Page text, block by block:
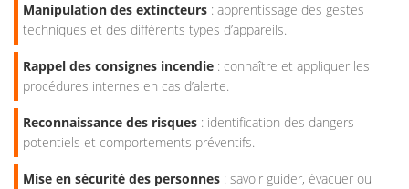
Manipulation des extincteurs : apprentissage des gestes
techniques et des différents types d’appareils.
Rappel des consignes incendie : connaître et appliquer les
procédures internes en cas d’alerte.
Reconnaissance des risques : identification des dangers
potentiels et comportements préventifs.
Mise en sécurité des personnes : savoir guider, évacuer ou